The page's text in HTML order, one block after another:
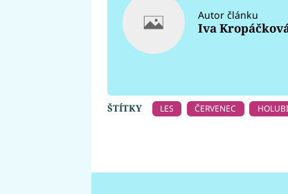
Autor článku
Iva
ŠTÍTKY LES ČERVENEC